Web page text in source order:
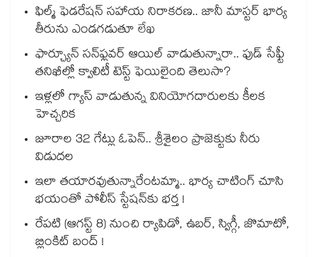
ఫిల్మ్ ఫెడరేషన్ సహాయ నిరాకరణ.. జానీ మాస్టర్ భార్య
తీరును ఎండగడుతూ లేఖ
ఫార్చ్యూన్ సన్‌ఫ్లవర్ ఆయిల్ వాడుతున్నారా.. ఫుడ్ సేఫ్టీ
తనిఖీల్లో క్వాలిటీ టెస్ట్ ఫెయిలైంది తెలుసా?
ఇళ్లలో గ్యాస్ వాడుతున్న వినియోగదారులకు కీలక
హెచ్చరిక
జూరాల 32 గేట్లు ఓపెన్.. శ్రీశైలం ప్రాజెక్టుకు నీరు
విడుదల
ఇలా తయారవుతున్నారేంటమ్మా.. భార్య చాటింగ్ చూసి
భయంతో పోలీస్ స్టేషన్⁫కు భర్త !
రేపటి (ఆగస్ట్ 8) నుంచి ర్యాపిడో, ఉబర్, స్విగ్గీ, జొమాటో,
బ్లింకిట్ బంద్ !